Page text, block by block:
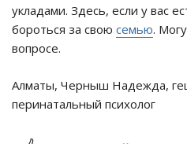
укладами. Здесь, если у вас
бороться за свою семью.
вопросе.
Алматы, Черныш Надежда,
перинатальный психолог